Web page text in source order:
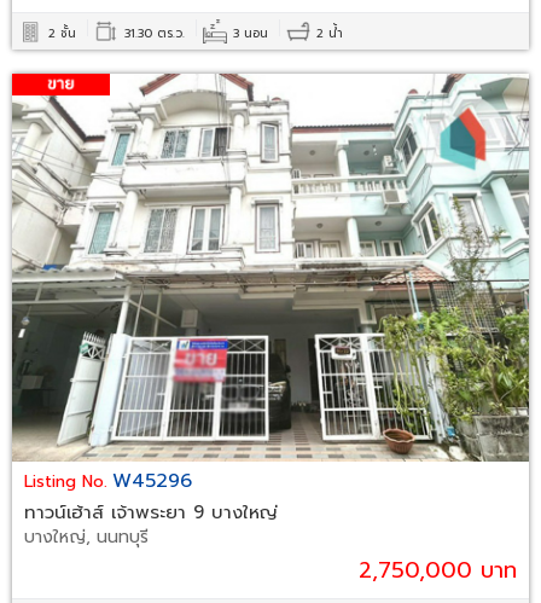
2 ชั้น 31.30 ตร.ว. 3 นอน 2 น้ำ
Listing No. W45296
ทาวน์เฮ้าส์ เจ้าพระยา 9 บางใหญ่
บางใหญ่, นนทบุรี
2,750,000 บาท